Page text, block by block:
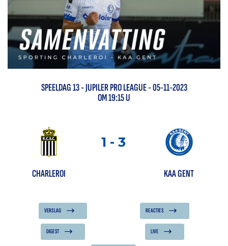
SPEELDAG13-JUPILER PRO LEAGUE- 05-11-2023
OM 19:15 U
1 - 3
CHARLEROI KAA GENT
VERSLAG REACTIES
DIGEST LIVE